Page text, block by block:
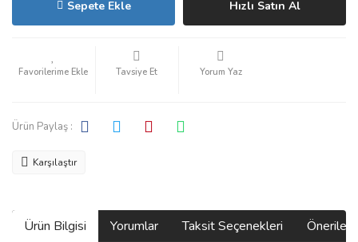
Sepete Ekle Hızlı Satın Al
Tavsiye Et Yorum Yaz
Ürün Paylaş :
Karşılaştır
Ürün Bilgisi Yorumlar Taksit Seçenekleri